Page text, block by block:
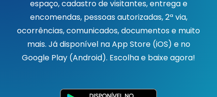
espaço, cadastro de visitantes, entrega e
encomendas, pessoas autorizadas, 2ª via,
ocorrências, comunicados, documentos e muito
mais. Já disponível na App Store (iOS) e no
Google Play (Android). Escolha e baixe agora!